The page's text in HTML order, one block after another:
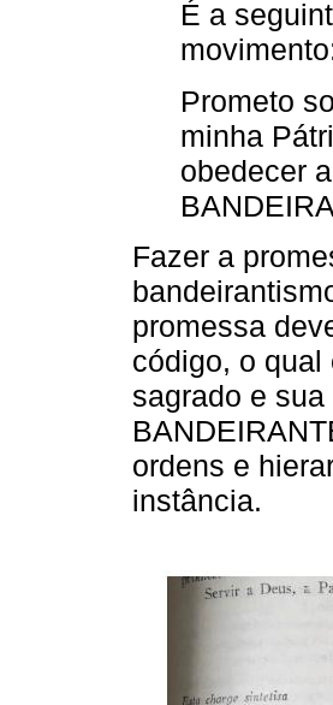
É a
Prometo
minha
obedecer
Fazer a
promessa
código, o qual
sagrado e
ordens e
instância.